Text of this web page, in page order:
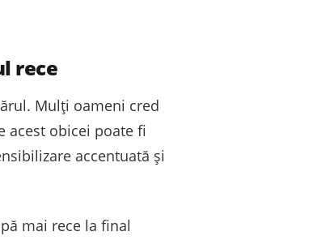
rece
Mulți oameni cred
acest obicei poate fi
accentuată și
mai rece la final